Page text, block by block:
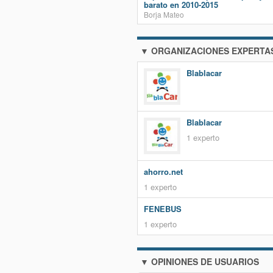
barato en 2010-2015
Borja Mateo
▼ ORGANIZACIONES
Blablacar
Blablacar
1 experto
ahorro.net
1 experto
FENEBUS
1 experto
▼ OPINIONES DE USUARIOS